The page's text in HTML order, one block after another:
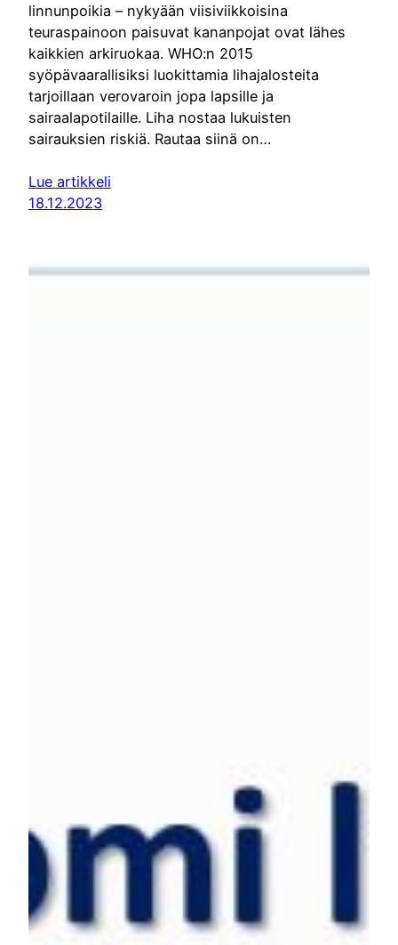
linnunpoikia – nykyään viisiviikkoisina
teuraspainoon paisuvat kananpojat ovat lähes
kaikkien arkiruokaa. WHO:n 2015
syöpävaarallisiksi luokittamia lihajalosteita
tarjoillaan verovaroin jopa lapsille ja
sairaalapotilaille. Liha nostaa lukuisten
sairauksien riskiä. Rautaa siinä on…
Lue artikkeli
18.12.2023